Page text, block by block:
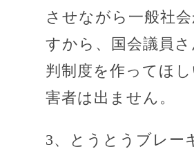
させながら一般社
すから、国会議員
判制度を作ってほ
害者は出ません。
3、とうとうブレ